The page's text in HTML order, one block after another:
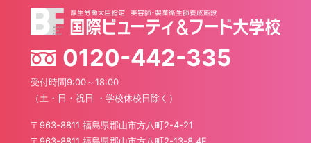
0120-442-335
受付時間9:00～18:00
（土・日・祝日 ・学校休校日除く）
〒963-8811 福島県郡山市方八町2-4-21
〒963-8811 福島県郡山市方八町2-13-8 4F